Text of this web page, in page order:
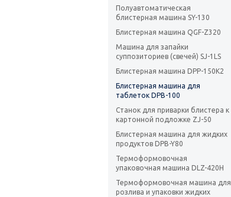
Полуавтоматическая
блистерная машина SY-130
Блистерная машина QGF-Z320
Машина для запайки
суппозиториев (свечей) SJ-1LS
Блистерная машина DPP-150K2
Блистерная машина для
таблеток DPB-100
Станок для приварки блистера к
картонной подложке ZJ-50
Блистерная машина для жидких
продуктов DPB-Y80
Термоформовочная
упаковочная машина DLZ-420H
Термоформовочная машина для
розлива и упаковки жидких